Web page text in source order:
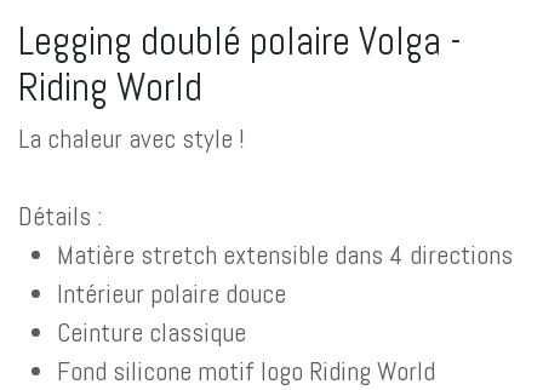
Legging doublé polaire Volga -
Riding World
La chaleur avec style !
Détails :
Matière stretch extensible dans 4 directions
Intérieur polaire douce
Ceinture classique
Fond silicone motif logo Riding World